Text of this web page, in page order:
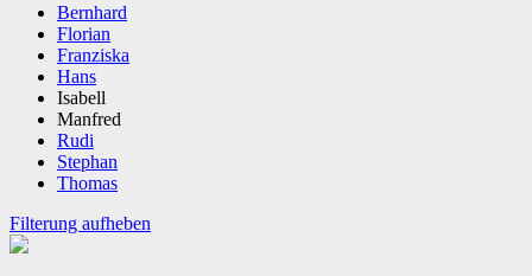
Bernhard
Florian
Franziska
Hans
Isabell
Manfred
Rudi
Stephan
Thomas
Filterung aufheben